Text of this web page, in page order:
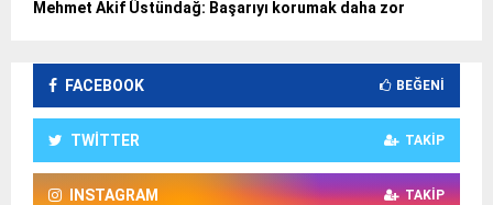
Mehmet Akif Üstündağ: Başarıyı korumak daha zor
FACEBOOK BEĞENI
TWITTER TAKIP
INSTAGRAM TAKIP